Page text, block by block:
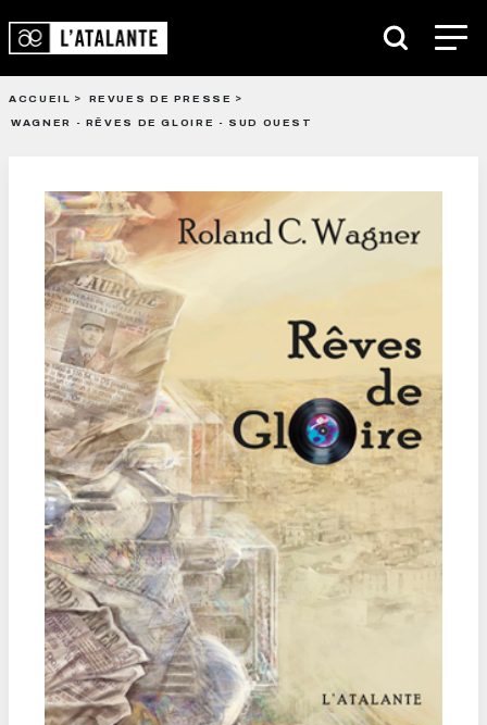
ACCUEIL
REVUES DE PRESSE
WAGNER - RÊVES DE GLOIRE - SUD OUEST